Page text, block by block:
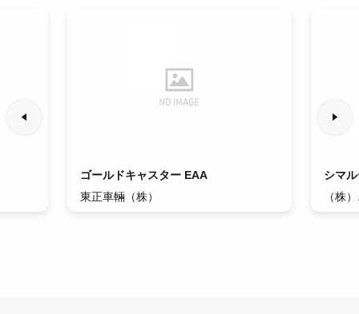
ゴールドキャスター EAA
東正車輛（株）
シマ
（株